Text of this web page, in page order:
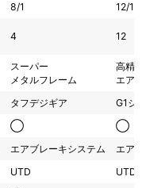
8/1
12/1
4 12
スーパー
メタルフレーム
高精
エア
タフデジギア
G1ジ
◯
◯
エアブレーキシステム
エア
UTD
UTD